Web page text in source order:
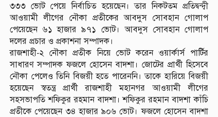
৩৩৩ ভোট পেয়ে নির্বাচিত হয়েছেন। তার নিকটতম প্রতিদ্বন্দ্বী
আওয়ামী লীগের নৌকা প্রতীকের আবদুস সোবহান গোলাপ
পেয়েছেন ৬১ হাজার ৯৭১ ভোট। আবদুস সোবহান গোলাপ
দলের প্রচার ও প্রকাশনা সম্পাদক।
রাজশাহী-২ নৌকা প্রতীক নিয়ে ভোট করেন ওয়ার্কার্স পার্টির
সাধারণ সম্পাদক ফজলে হোসেন বাদশা। জোটের প্রার্থী হিসেবে
নৌকা পেলেও তিনি বিজয়ী হতে পারেননি। তাকে হারিয়ে বিজয়ী
হয়েছেন স্বতন্ত্র প্রার্থী রাজশাহী মহানগর আওয়ামী লীগের
সহসভাপতি শফিকুর রহমান বাদশা। শফিকুর রহমান বাদশা কাঁচি
প্রতীকে পেয়েছেন ৩৪ হাজার ৯০৬ ভোট। ফজলে হোসেন বাদশা